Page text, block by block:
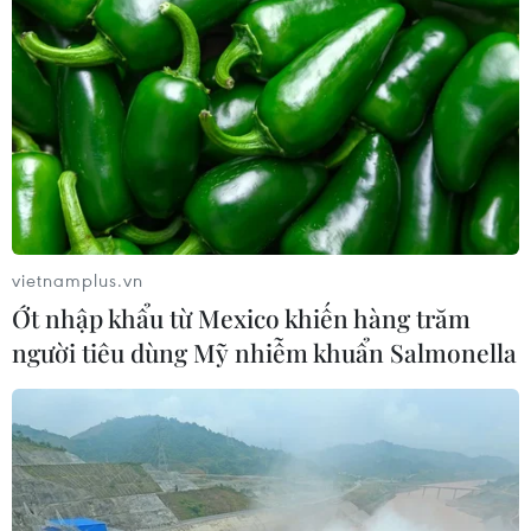
được tự đặt các khoản thu, ép buộc
đóng góp
07/08/2026 10:30
Tháng 12/2026 hoàn thành mở rộng
đoạn cao tốc Thành phố Hồ Chí
Minh-Long Thành
07/08/2026 10:29
Khánh Hòa đẩy mạnh tìm kiếm, quy
tập và xác định danh tính hài cốt liệt
07/08/2026 10:19
Lào Cai: Đứt gãy 30m đường
vietnamplus.vn
Ớt nhập khẩu từ Mexico khiến hàng trăm
người tiêu dùng Mỹ nhiễm khuẩn Salmonella